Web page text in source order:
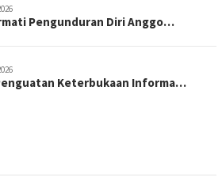
Pengunduran Diri Anggo…
Keterbukaan Informa…